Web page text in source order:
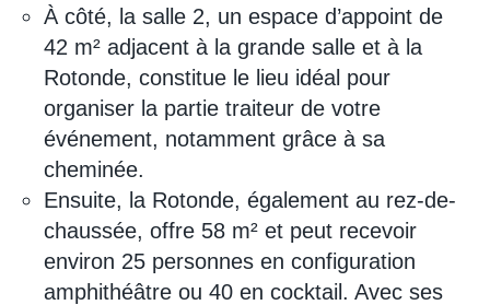
À côté, la salle 2, un espace d’appoint de
42 m² adjacent à la grande salle et à la
Rotonde, constitue le lieu idéal pour
organiser la partie traiteur de votre
événement, notamment grâce à sa
cheminée.
Ensuite, la Rotonde, également au rez-de-
chaussée, offre 58 m² et peut recevoir
environ 25 personnes en configuration
amphithéâtre ou 40 en cocktail. Avec ses